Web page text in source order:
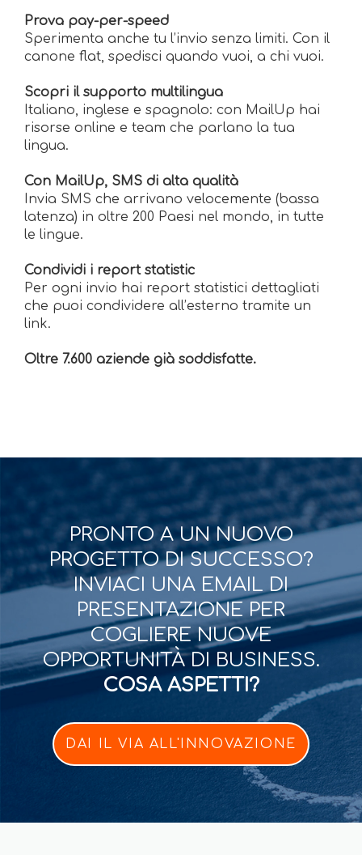
Prova pay-per-speed
Sperimenta anche tu l’invio senza limiti. Con il
canone flat, spedisci quando vuoi, a chi vuoi.
Scopri il supporto multilingua
Italiano, inglese e spagnolo: con MailUp hai
risorse online e team che parlano la tua
lingua.
Con MailUp, SMS di alta qualità
Invia SMS che arrivano velocemente (bassa
latenza) in oltre 200 Paesi nel mondo, in tutte
le lingue.
Condividi i report statistic
Per ogni invio hai report statistici dettagliati
che puoi condividere all’esterno tramite un
link.
Oltre 7.600 aziende già soddisfatte.
PRONTO A UN NUOVO
PROGETTO DI SUCCESSO?
INVIACI UNA EMAIL DI
PRESENTAZIONE PER
COGLIERE NUOVE
OPPORTUNITÀ DI BUSINESS.
COSA ASPETTI?
DAI IL VIA ALL'INNOVAZIONE